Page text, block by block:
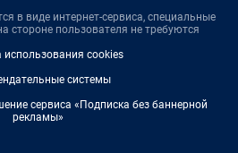
в виде интернет-сервиса, специальные
стороне пользователя не требуются
использования cookies
системы
сервиса «Подписка без баннерной
рекламы»